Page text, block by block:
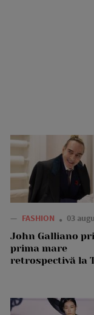
— FASHION 03
John Galliano
prima mare
retrospectivă la